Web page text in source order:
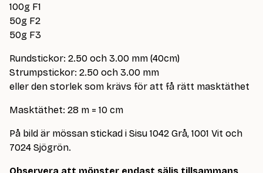
100g F1
50g F2
50g F3
Rundstickor: 2.50 och 3.00 mm (40cm)
Strumpstickor: 2.50 och 3.00 mm
eller den storlek som krävs för att få rätt masktäthet
Masktäthet: 28 m = 10 cm
På bild är mössan stickad i Sisu 1042 Grå, 1001 Vit och
7024 Sjögrön.
Observera att mönster endast säljs tillsammans